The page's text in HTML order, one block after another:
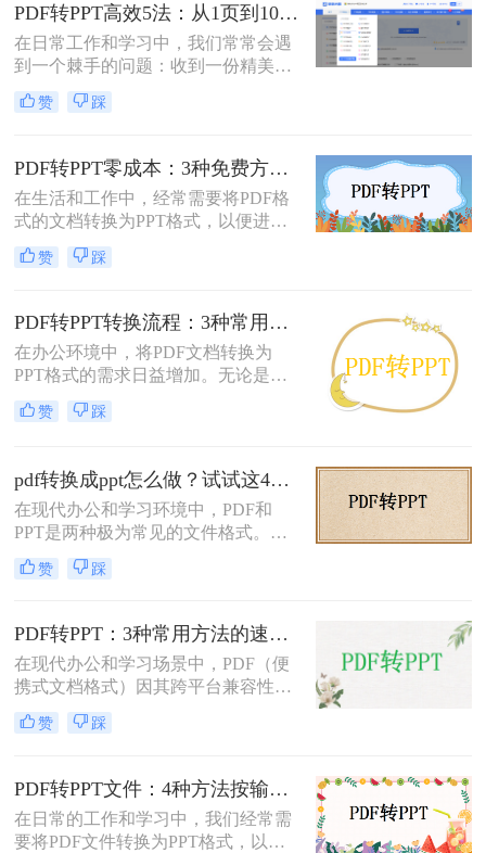
会议汇报。然而，由于PDF格式本身
是为了稳定显示而非编辑而设计的，
这项转换工作常常伴随着格式错乱、
排版混乱、图片丢失等“车祸现场”。
PDF转PPT高效5法：从1页到100页，方法选择差异很大！
在日常工作和学习中，我们常常会遇
到一个棘手的问题：收到一份精美的
PDF文件，却需要将其内容用于自己
的PPT演示文稿中。PDF因其格式固
它“只读”的特性也使其内容难以直接
编辑和复用。此时，将PDF转换为可
编辑的PPT就成了一个刚性需求。
赞 踩
PDF转PPT零成本：3种免费方案的实际效果和隐藏限制！
在生活和工作中，经常需要将PDF格
式的文档转换为PPT格式，以便进行
演示和讲解。然而，一些专业的PDF
转PPT软件可能需要付费购买。那么
介绍三种不需要花钱就能将PDF转换
成PPT的方法。
赞 踩
PDF转PPT转换流程：3种常用方法的速度和精度对比！
在办公环境中，将PDF文档转换为
PPT格式的需求日益增加。无论是为
了更好地展示信息，还是为了便于编
辑内容，掌握几种有效的PDF转PPT
怎么转换呢？本文将介绍三种常用的
方法来实现这一转换。
赞 踩
pdf转换成ppt怎么做？试试这4个转换方法！
在现代办公和学习环境中，PDF和
PPT是两种极为常见的文件格式。
PDF文件因其出色的稳定性和兼容性
而被广泛用于文档分享和存储，而
睐。然而，有时我们需要将PDF转换
为PPT以便进行编辑和演示。那么pdf
转换成ppt怎么做呢？本文将详细介绍
几种将PDF转换为PPT的方法。
赞 踩
PDF转PPT：3种常用方法的速度对比和适用文件类型！
在现代办公和学习场景中，PDF（便
携式文档格式）因其跨平台兼容性和
内容稳定性而广泛使用。然而，在某
些情况下，我们可能需要将PDF文件
以便于编辑、演示或分享。那么PDF
如何转ppt呢？本文将详细介绍几种常
用的PDF转PPT的方法。
赞 踩
PDF转PPT文件：4种方法按输出格式（pptx/ppt）和页数选择!
在日常的工作和学习中，我们经常需
要将PDF文件转换为PPT格式，以便